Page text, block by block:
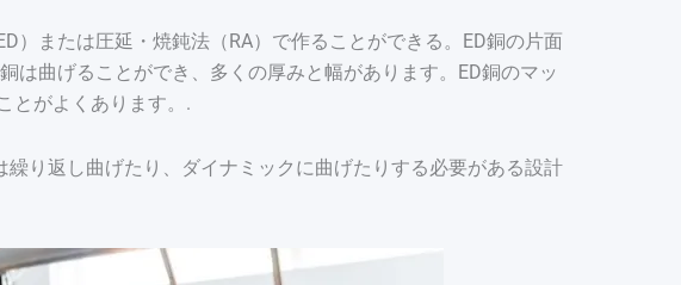
）または圧延・焼鈍法（RA）で作ることができる。ED銅の片面
は曲げることができ、多くの厚みと幅があります。ED銅のマッ
とがよくあります。.
り返し曲げたり、ダイナミックに曲げたりする必要がある設計